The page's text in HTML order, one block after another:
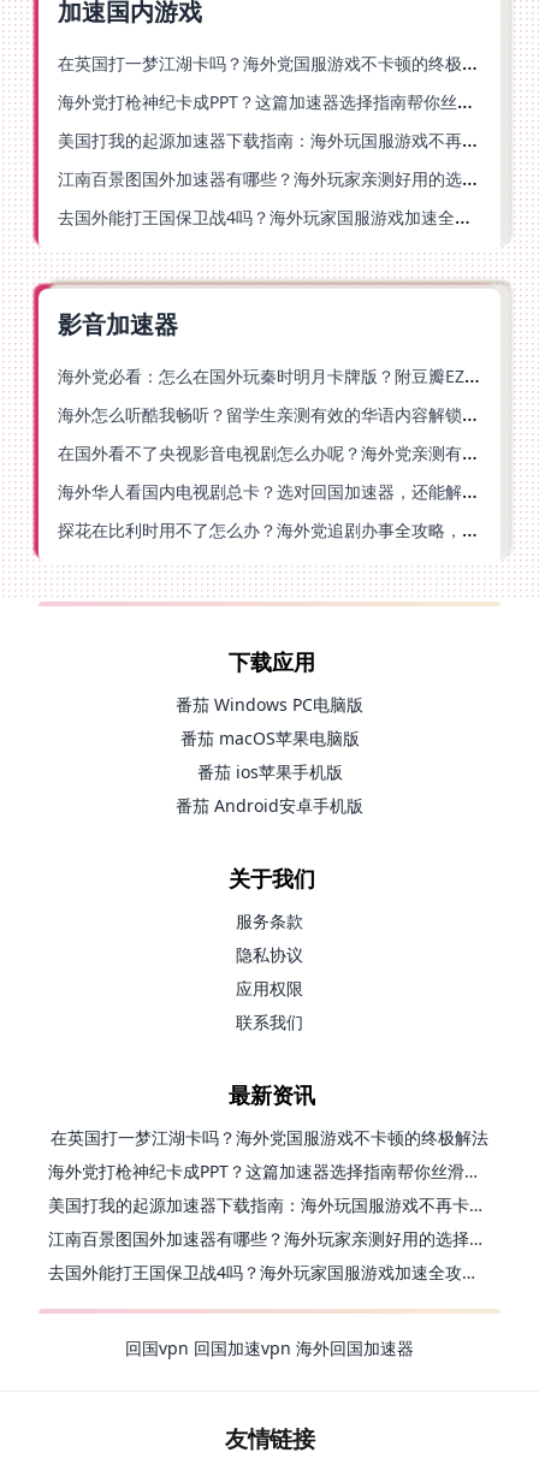
加速国内游戏
在英国打一梦江湖卡吗？海外党国服游戏不卡顿的终极解法
海外党打枪神纪卡成PPT？这篇加速器选择指南帮你丝滑上分
美国打我的起源加速器下载指南：海外玩国服游戏不再卡的终极方案
江南百景图国外加速器有哪些？海外玩家亲测好用的选择与避坑指南
去国外能打王国保卫战4吗？海外玩家国服游戏加速全攻略（附公主连结幻想江湖实测）
影音加速器
海外党必看：怎么在国外玩秦时明月卡牌版？附豆瓣EZCast地区限制破解法
海外怎么听酷我畅听？留学生亲测有效的华语内容解锁指南
在国外看不了央视影音电视剧怎么办呢？海外党亲测有效的回国加速方案
海外华人看国内电视剧总卡？选对回国加速器，还能解决菲律宾打不开反诈中心的问题
探花在比利时用不了怎么办？海外党追剧办事全攻略，选对加速器就够了
下载应用
番茄 Windows PC电脑版
番茄 macOS苹果电脑版
番茄 ios苹果手机版
番茄 Android安卓手机版
关于我们
服务条款
隐私协议
应用权限
联系我们
最新资讯
在英国打一梦江湖卡吗？海外党国服游戏不卡顿的终极解法
海外党打枪神纪卡成PPT？这篇加速器选择指南帮你丝滑上分
美国打我的起源加速器下载指南：海外玩国服游戏不再卡的终极方案
江南百景图国外加速器有哪些？海外玩家亲测好用的选择与避坑指南
去国外能打王国保卫战4吗？海外玩家国服游戏加速全攻略（附公主连结幻想江湖实测）
回国vpn 回国加速vpn 海外回国加速器
友情链接